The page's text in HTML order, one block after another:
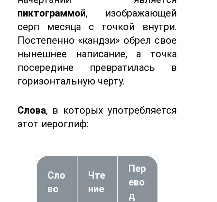
пиктограммой, изображающей
серп месяца с точкой внутри.
Постепенно «кандзи» обрел свое
нынешнее написание, а точка
посередине превратилась в
горизонтальную черту.
Слова, в которых употребляется
этот иероглиф:
Сло
во
Чте
ние
Пер
ево
д